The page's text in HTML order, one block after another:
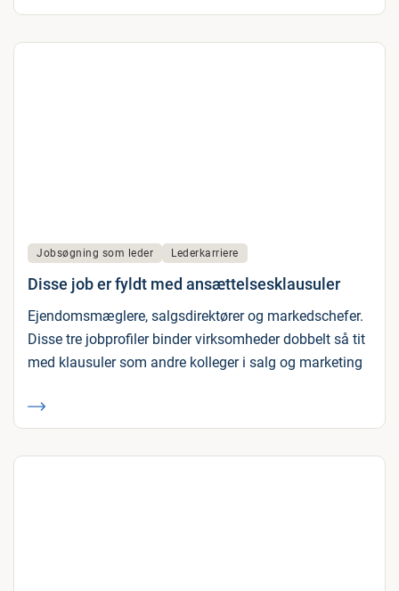
Jobsøgning som leder Lederkarriere
Disse job er fyldt med ansættelsesklausuler
Ejendomsmæglere, salgsdirektører og markedschefer.
Disse tre jobprofiler binder virksomheder dobbelt så tit
med klausuler som andre kolleger i salg og marketing